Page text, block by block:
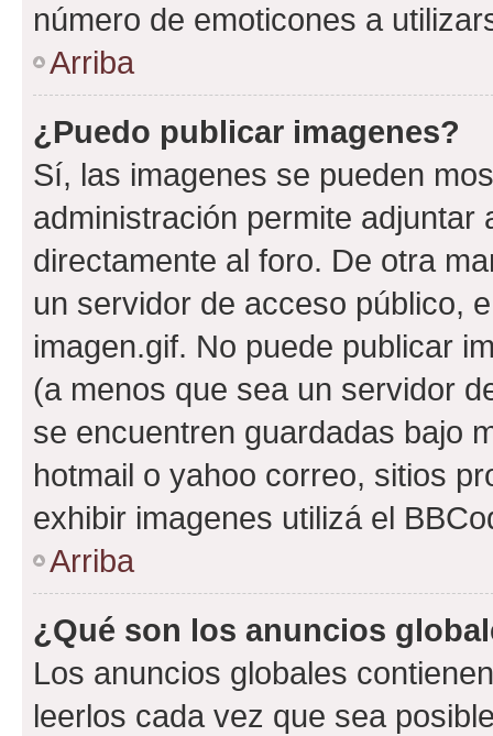
número de emoticones a
Arriba
¿Puedo publicar imagenes?
Sí, las imagenes se pueden
administración permite
directamente al foro. De otra
un servidor de acceso público,
imagen.gif. No puede publicar
(a menos que sea un servidor
se encuentren guardadas bajo
hotmail o yahoo correo, sitios
exhibir imagenes utilizá el
Arriba
¿Qué son los anuncios
Los anuncios globales
leerlos cada vez que sea